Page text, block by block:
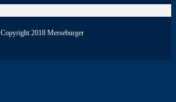
Copyright 2018 Merseburger